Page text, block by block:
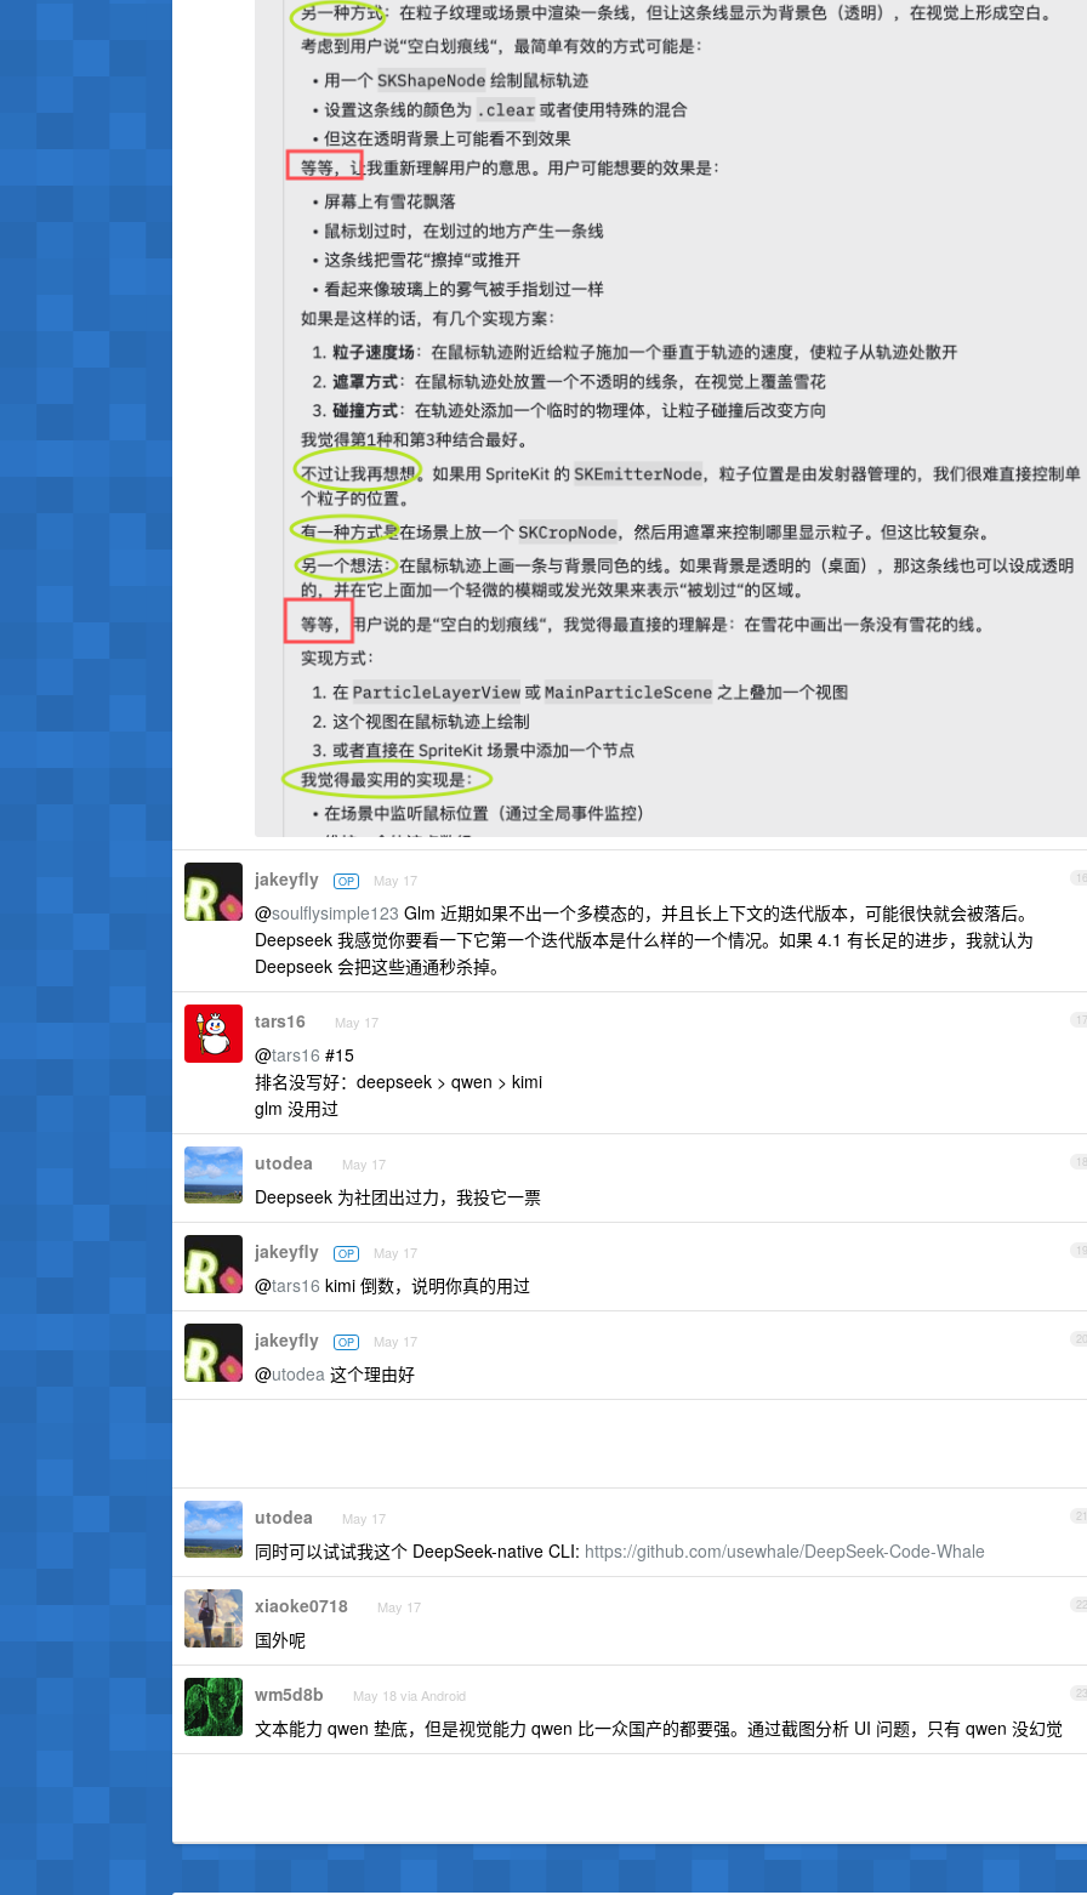
16
jakeyfly OP May 17
@soulflysimple123 Glm 近期如果不出一个多模态的，并且长上下文的迭代版本，可能很快就会被落后。
Deepseek 我感觉你要看一下它第一个迭代版本是什么样的一个情况。如果 4.1 有长足的进步，我就认为
Deepseek 会把这些通通秒杀掉。
17
tars16 May 17
@tars16 #15
排名没写好：deepseek > qwen > kimi
glm 没用过
18
utodea May 17
Deepseek 为社团出过力，我投它一票
19
jakeyfly OP May 17
@tars16 kimi 倒数，说明你真的用过
20
jakeyfly OP May 17
@utodea 这个理由好
21
utodea May 17
同时可以试试我这个 DeepSeek-native CLI: https://github.com/usewhale/DeepSeek-Code-Whale
22
xiaoke0718 May 17
国外呢
23
wm5d8b May 18 via Android
文本能力 qwen 垫底，但是视觉能力 qwen 比一众国产的都要强。通过截图分析 UI 问题，只有 qwen 没幻觉